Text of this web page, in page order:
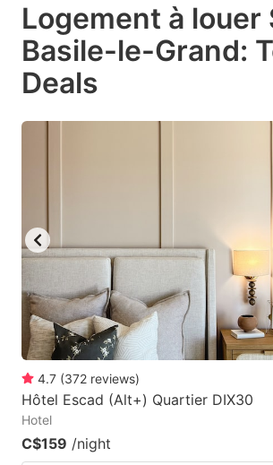
key
to
get
the
keyboard
to
Logement à louer
Basile-le-Grand:
Deals
4.7 (372 reviews)
Hôtel Escad (Alt+) Quartier DIX30
Hotel
C$159 /night